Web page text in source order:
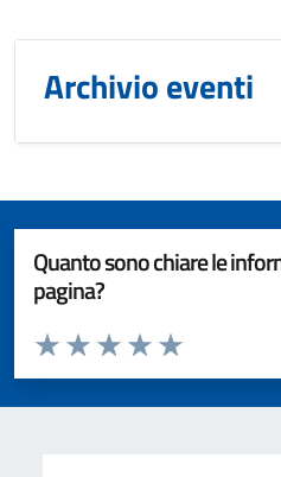
Archivio eventi
Quanto sono chiare le
pagina?
Valuta da 1 a 5 stelle la pagina
Valuta 5 stelle
Valuta 4 stelle su 5
Valuta 3 stelle su 5
Valuta 2 stelle su 5
Valuta 1 stelle su 5